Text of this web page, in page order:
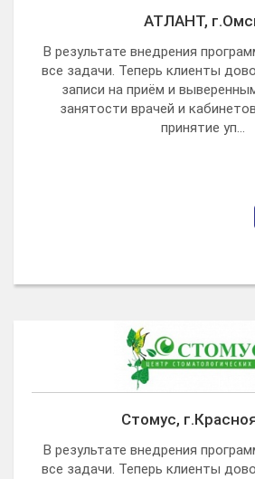
АТЛАНТ,
В результате внедрения
все задачи. Теперь клиенты
записи на приём и
занятости врачей и
принятие уп...
Стомус,
В результате внедрения
все задачи. Теперь клиенты